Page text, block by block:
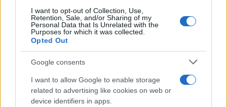
I want to opt-out of Collection, Use,
Retention, Sale, and/or Sharing of my
Personal Data that Is Unrelated with the
Purposes for which it was collected.
Opted Out
Google consents
I want to allow Google to enable storage
related to advertising like cookies on web or
device identifiers in apps.
emocional
Lucía Fernández · 8 Ago 2026
GATOS